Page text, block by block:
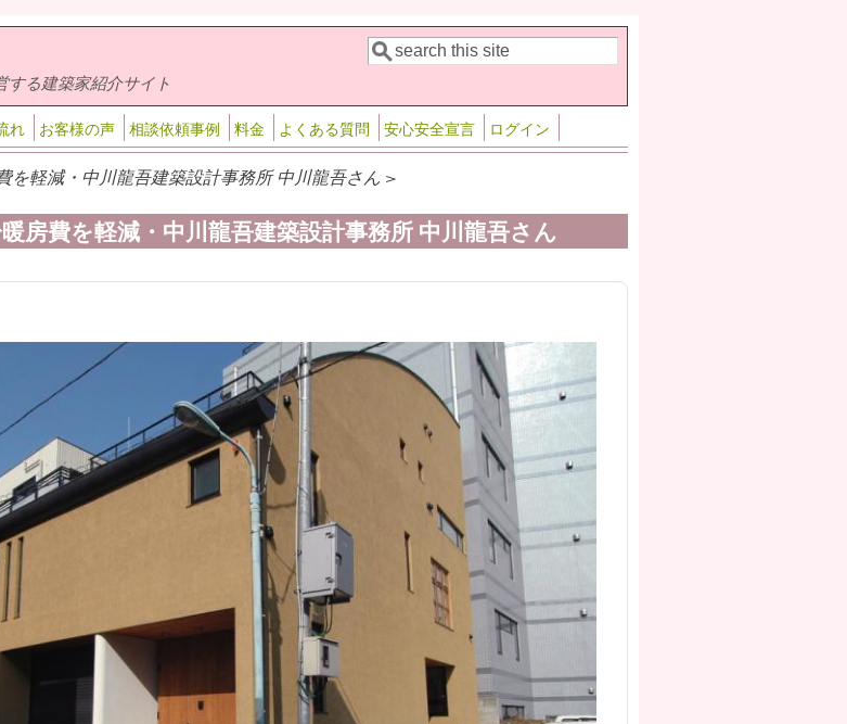
る建築家紹介サイト 検索フォーム
検索
れ お客様の声 相談依頼事例 料金 よくある質問 安心安全宣言 ログイン
を軽減・中川龍吾建築設計事務所 中川龍吾さん >
房費を軽減・中川龍吾建築設計事務所 中川龍吾さん